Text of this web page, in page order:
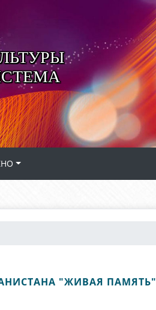
"ЖИВАЯ ПАМЯТЬ"